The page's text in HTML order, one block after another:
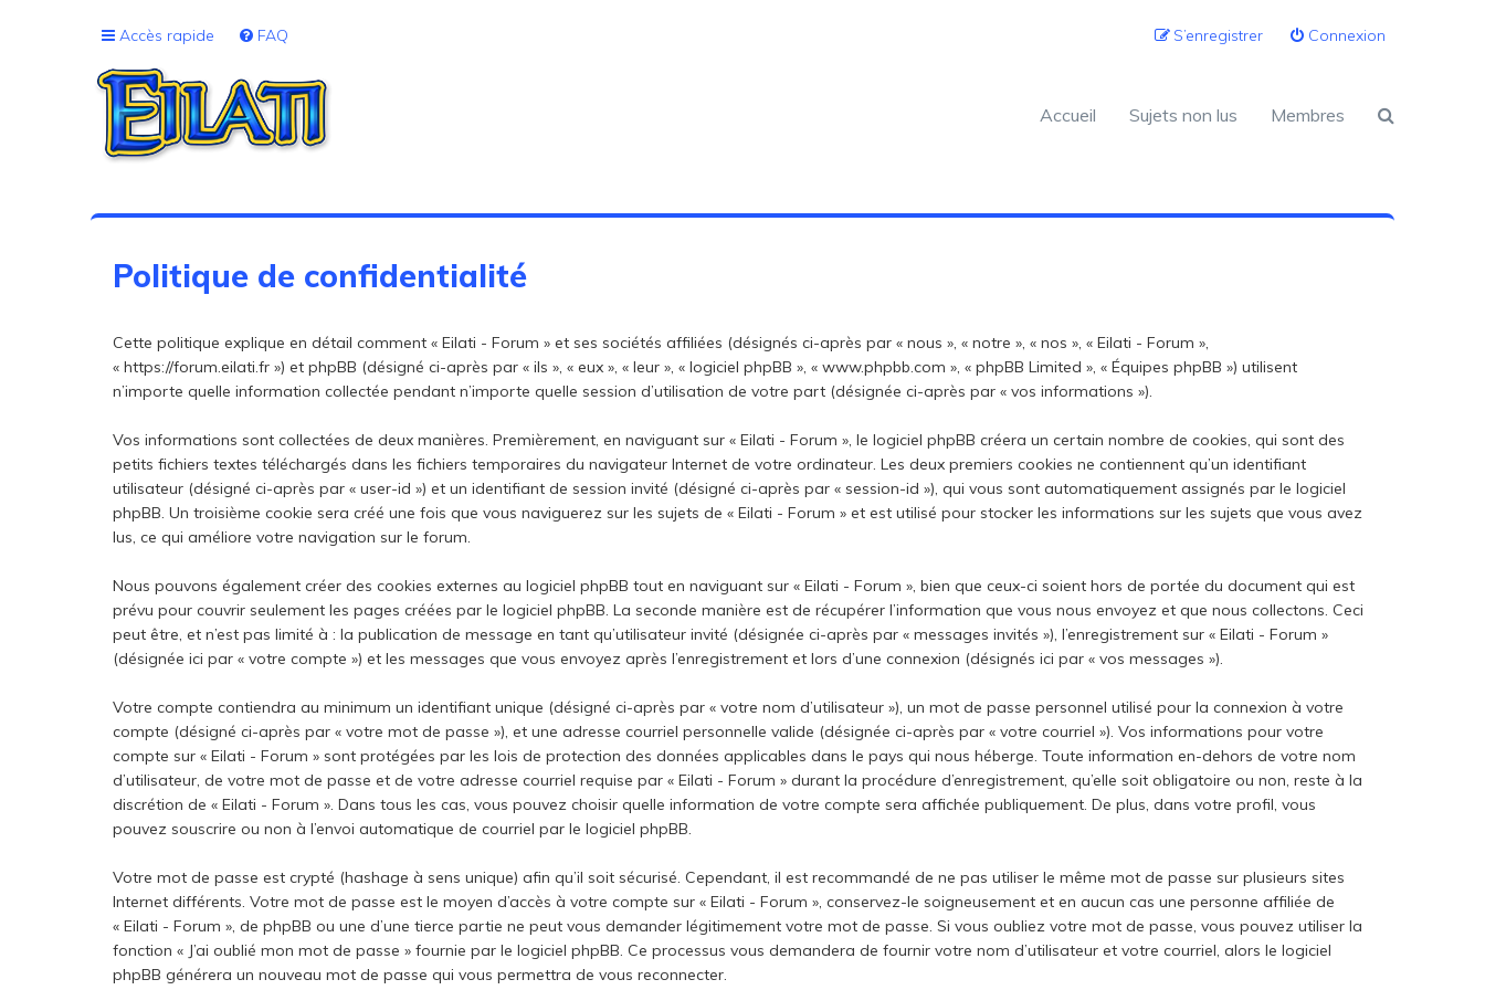
Accès rapide FAQ Connexion
S’enregistrer
Accueil Sujets non lus Membres
Politique de confidentialité
Cette politique explique en détail comment « Eilati - Forum » et ses sociétés affiliées (désignés ci-après par « nous », « notre », « nos », « Eilati - Forum »,
« https://forum.eilati.fr ») et phpBB (désigné ci-après par « ils », « eux », « leur », « logiciel phpBB », « www.phpbb.com », « phpBB Limited », « Équipes phpBB ») utilisent
n’importe quelle information collectée pendant n’importe quelle session d’utilisation de votre part (désignée ci-après par « vos informations »).
Vos informations sont collectées de deux manières. Premièrement, en naviguant sur « Eilati - Forum », le logiciel phpBB créera un certain nombre de cookies, qui sont des
petits fichiers textes téléchargés dans les fichiers temporaires du navigateur Internet de votre ordinateur. Les deux premiers cookies ne contiennent qu’un identifiant
utilisateur (désigné ci-après par « user-id ») et un identifiant de session invité (désigné ci-après par « session-id »), qui vous sont automatiquement assignés par le logiciel
phpBB. Un troisième cookie sera créé une fois que vous naviguerez sur les sujets de « Eilati - Forum » et est utilisé pour stocker les informations sur les sujets que vous avez
lus, ce qui améliore votre navigation sur le forum.
Nous pouvons également créer des cookies externes au logiciel phpBB tout en naviguant sur « Eilati - Forum », bien que ceux-ci soient hors de portée du document qui est
prévu pour couvrir seulement les pages créées par le logiciel phpBB. La seconde manière est de récupérer l’information que vous nous envoyez et que nous collectons. Ceci
peut être, et n’est pas limité à : la publication de message en tant qu’utilisateur invité (désignée ci-après par « messages invités »), l’enregistrement sur « Eilati - Forum »
(désignée ici par « votre compte ») et les messages que vous envoyez après l’enregistrement et lors d’une connexion (désignés ici par « vos messages »).
Votre compte contiendra au minimum un identifiant unique (désigné ci-après par « votre nom d’utilisateur »), un mot de passe personnel utilisé pour la connexion à votre
compte (désigné ci-après par « votre mot de passe »), et une adresse courriel personnelle valide (désignée ci-après par « votre courriel »). Vos informations pour votre
compte sur « Eilati - Forum » sont protégées par les lois de protection des données applicables dans le pays qui nous héberge. Toute information en-dehors de votre nom
d’utilisateur, de votre mot de passe et de votre adresse courriel requise par « Eilati - Forum » durant la procédure d’enregistrement, qu’elle soit obligatoire ou non, reste à la
discrétion de « Eilati - Forum ». Dans tous les cas, vous pouvez choisir quelle information de votre compte sera affichée publiquement. De plus, dans votre profil, vous
pouvez souscrire ou non à l’envoi automatique de courriel par le logiciel phpBB.
Votre mot de passe est crypté (hashage à sens unique) afin qu’il soit sécurisé. Cependant, il est recommandé de ne pas utiliser le même mot de passe sur plusieurs sites
Internet différents. Votre mot de passe est le moyen d’accès à votre compte sur « Eilati - Forum », conservez-le soigneusement et en aucun cas une personne affiliée de
« Eilati - Forum », de phpBB ou une d’une tierce partie ne peut vous demander légitimement votre mot de passe. Si vous oubliez votre mot de passe, vous pouvez utiliser la
fonction « J’ai oublié mon mot de passe » fournie par le logiciel phpBB. Ce processus vous demandera de fournir votre nom d’utilisateur et votre courriel, alors le logiciel
phpBB générera un nouveau mot de passe qui vous permettra de vous reconnecter.